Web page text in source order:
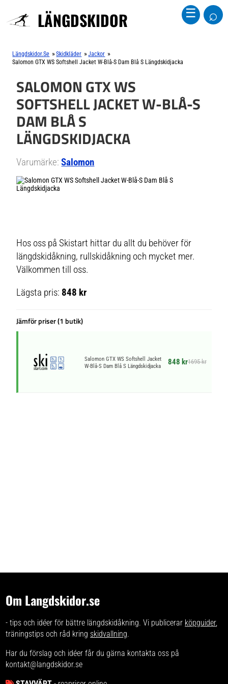
LÄNGDSKIDOR ☰ ⌕
Längdskidor.se »Skidkläder »Jackor »
Salomon GTX WS Softshell Jacket W-Blå-S Dam Blå S Längdskidjacka
SALOMON GTX WS
SOFTSHELL JACKET W-BLÅ-S
DAM BLÅ S
LÄNGDSKIDJACKA
Varumärke:Salomon
Hos oss på Skistart hittar du allt du behöver för
längdskidåkning, rullskidåkning och mycket mer.
Välkommen till oss.
Lägsta pris: 848 kr
Jämför priser (1 butik)
Salomon GTX WS Softshell Jacket
W-Blå-S Dam Blå S Längdskidjacka
848 kr1695 kr
Om Langdskidor.se
- tips och idéer för bättre längdskidåkning. Vi publicerar köpguider,
träningstips och råd kring skidvallning.
Har du förslag och idéer får du gärna kontakta oss på
kontakt@langdskidor.se